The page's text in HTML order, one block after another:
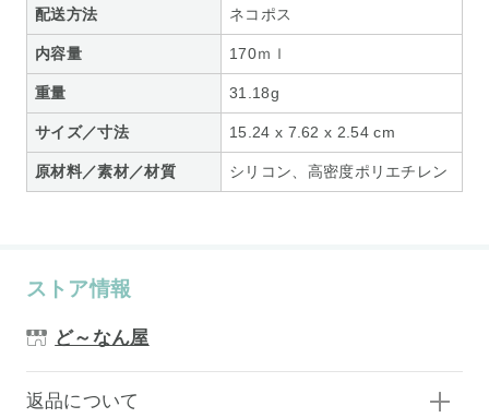
配送方法 ネコポス
内容量 170ｍｌ
重量 31.18g
サイズ／寸法 15.24 x 7.62 x 2.54 cm
原材料／素材／材質 シリコン、高密度ポリエチレン
ストア情報
ど～なん屋
返品について